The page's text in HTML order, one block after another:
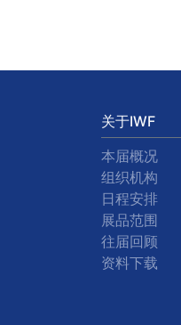
关于IWF
本届概况
组织机构
日程安排
展品范围
往届回顾
资料下载